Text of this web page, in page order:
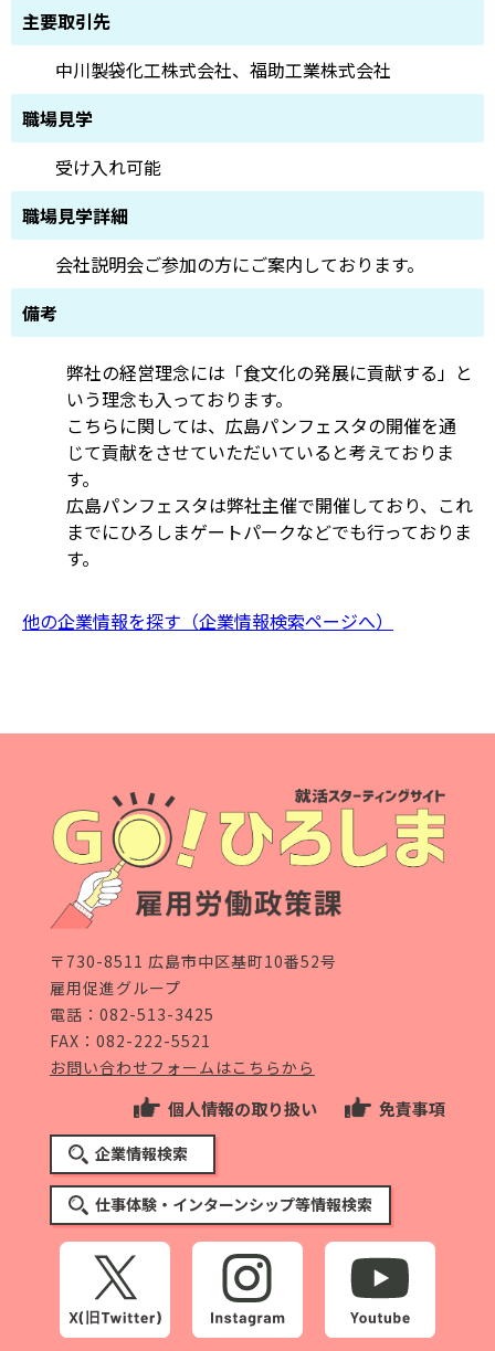
主要取引先
中川製袋化工株式会社、福助工業株式会社
職場見学
受け入れ可能
職場見学詳細
会社説明会ご参加の方にご案内しております。
備考
弊社の経営理念には「食文化の発展に貢献する」と
いう理念も入っております。
こちらに関しては、広島パンフェスタの開催を通
じて貢献をさせていただいていると考えておりま
す。
広島パンフェスタは弊社主催で開催しており、これ
までにひろしまゲートパークなどでも行っておりま
す。
他の企業情報を探す（企業情報検索ページへ）
〒730-8511 広島市中区基町10番52号
雇用促進グループ
電話： 082-513-3425
FAX：082-222-5521
お問い合わせフォームはこちらから
個人情報の取り扱い 免責事項
企業情報検索
仕事体験・インターンシップ等情報検索